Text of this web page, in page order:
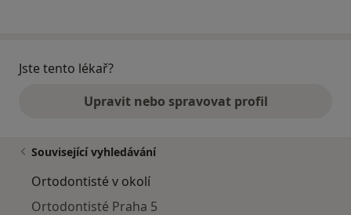
Jste tento lékař?
Upravit nebo spravovat profil
Související vyhledávání
Ortodontisté v okolí
Ortodontisté Praha 5